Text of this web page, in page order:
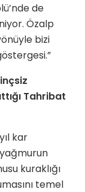
de
Özalp
bizi
Tahribat
kar
yağmurun
kuraklığı
temel